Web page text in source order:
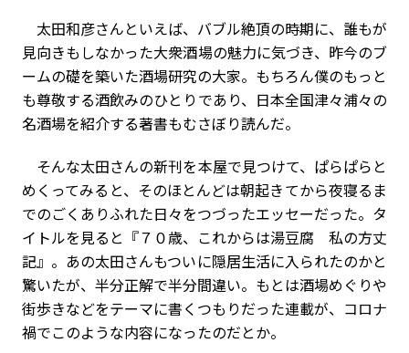
太田和彦さんといえば、バブル絶頂の時期に、誰もが
見向きもしなかった大衆酒場の魅力に気づき、昨今のブ
ームの礎を築いた酒場研究の大家。もちろん僕のもっと
も尊敬する酒飲みのひとりであり、日本全国津々浦々の
名酒場を紹介する著書もむさぼり読んだ。
そんな太田さんの新刊を本屋で見つけて、ぱらぱらと
めくってみると、そのほとんどは朝起きてから夜寝るま
でのごくありふれた日々をつづったエッセーだった。タ
イトルを見ると『７０歳、これからは湯豆腐 私の方丈
記』。あの太田さんもついに隠居生活に入られたのかと
驚いたが、半分正解で半分間違い。もとは酒場めぐりや
街歩きなどをテーマに書くつもりだった連載が、コロナ
禍でこのような内容になったのだとか。